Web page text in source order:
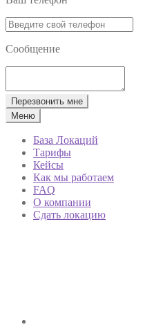
Сообщение
Перезвонить мне
Меню
База Локаций
Тарифы
Кейсы
Как мы работаем
FAQ
О компании
Сдать локацию